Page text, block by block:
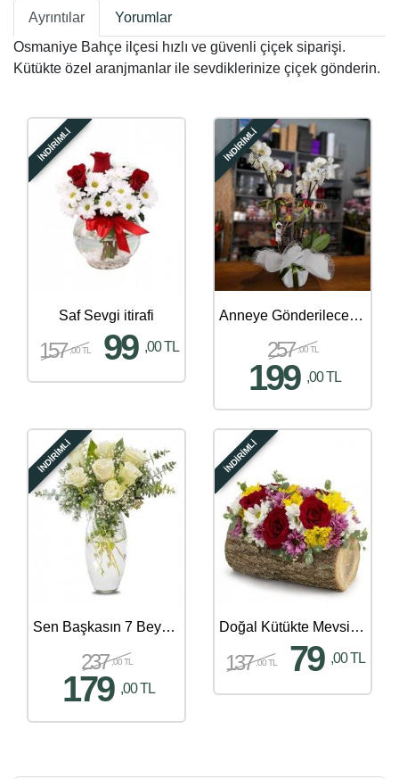
Ayrıntılar
Yorumlar
Osmaniye Bahçe ilçesi hızlı ve güvenli çiçek siparişi.
Kütükte özel aranjmanlar ile sevdiklerinize çiçek gönderin.
İNDİRİMLİ
Saf Sevgi itirafi
157 ,00 TL 99 ,00 TL
İNDİRİMLİ
Anneye Gönderilecek En Güzel Çiçek Gönder - 70
257 ,00 TL
199 ,00 TL
İNDİRİMLİ
Sen Başkasın 7 Beyaz Güller
237 ,00 TL
179 ,00 TL
İNDİRİMLİ
Doğal Kütükte Mevsim Çiçekleri Aranjmanı
137 ,00 TL 79 ,00 TL